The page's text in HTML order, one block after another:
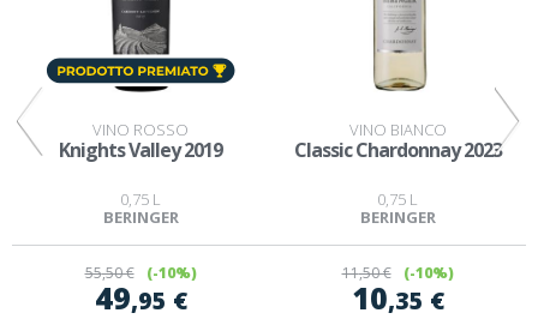
VINO ROSSO
Knights Valley 2019
0,75 L
BERINGER
55,50 € (-10%)
49,95 €
VINO BIANCO
Classic Chardonnay 2023
0,75 L
BERINGER
11,50 € (-10%)
10,35 €